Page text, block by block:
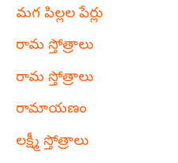
మగ పిల్లల పేర్లు
రామ స్తోత్రాలు
రామ స్తోత్రాలు
రామాయణం
లక్ష్మీ స్తోత్రాలు